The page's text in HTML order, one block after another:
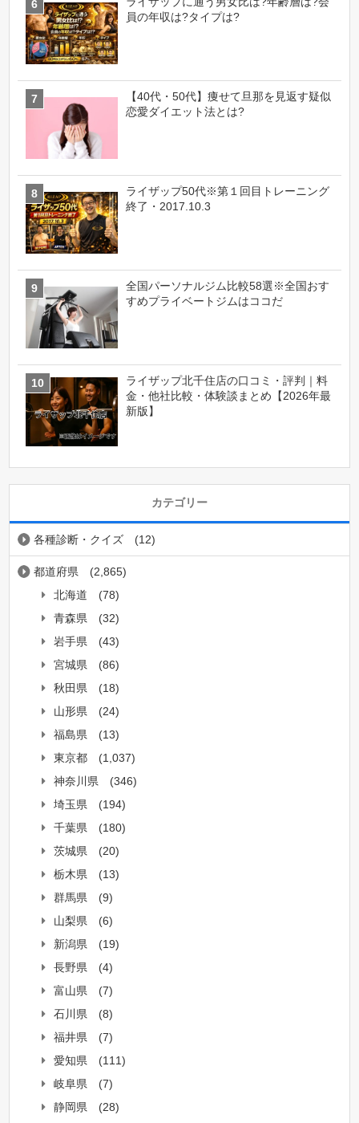
員の年収は?タイプは?
【40代・50代】痩せて旦那を見返す疑似
恋愛ダイエット法とは?
ライザップ50代※第１回目トレーニング
終了・2017.10.3
全国パーソナルジム比較58選※全国おす
すめプライベートジムはココだ
ライザップ北千住店の口コミ・評判｜料
金・他社比較・体験談まとめ【2026年最
新版】
カテゴリー
各種診断・クイズ (12)
都道府県
(2,865)
北海道
(78)
青森県
(32)
岩手県
(43)
宮城県
(86)
秋田県
(18)
山形県
(24)
福島県
(13)
東京都
(1,037)
神奈川県
(346)
埼玉県
(194)
千葉県
(180)
茨城県
(20)
栃木県
(13)
群馬県
(9)
山梨県
(6)
新潟県
(19)
長野県
(4)
富山県
(7)
石川県
(8)
福井県
(7)
愛知県
(111)
岐阜県
(7)
静岡県
(28)